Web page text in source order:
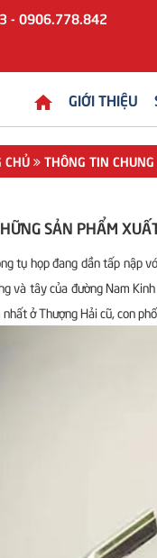
- 0906.778.842
GIỚI THIỆU
CHỦ THÔNG TIN CHUNG
SẢN PHẨM
tụ họp đang dần tấp nập
và tây của đường Nam
nhất ở Thượng Hải cũ, con